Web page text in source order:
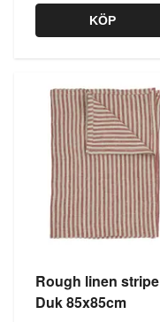
KÖP
Rough linen stripe
Duk 85x85cm